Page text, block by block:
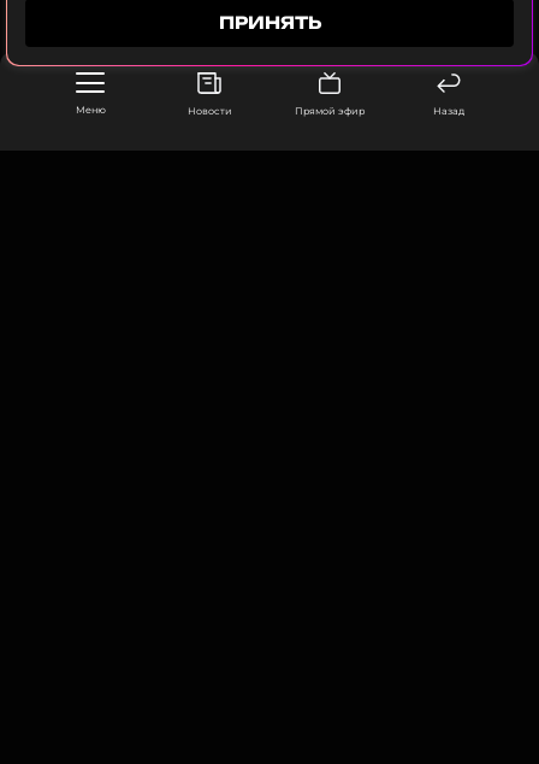
Меню Новости Прямой эфир Назад
ПРИНЯТЬ